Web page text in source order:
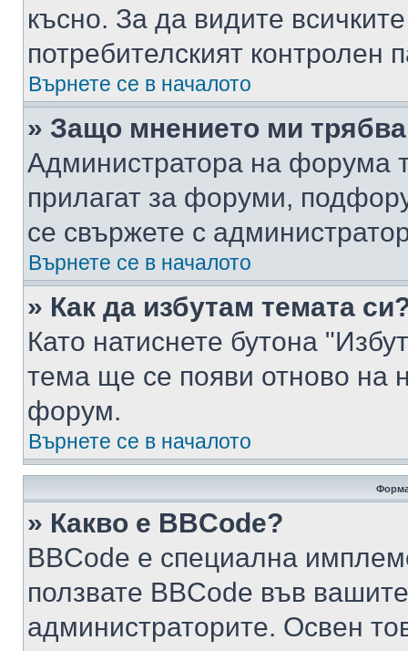
късно. За да видите
потребителският контролен
Върнете се в началото
» Защо мнението ми
Администратора на форума
прилагат за форуми,
се свържете с
Върнете се в началото
» Как да избутам темата
Като натиснете бутона
тема ще се появи отново на
форум.
Върнете се в началото
» Какво е BBCode?
BBCode е специална
ползвате BBCode във
администраторите. Освен